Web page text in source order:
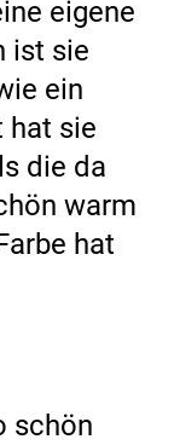
eigene
ist sie
ein
hat sie
die da
warm
hat
schön